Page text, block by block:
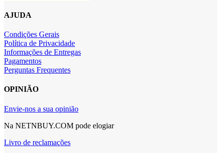
AJUDA
Condições Gerais
Política de Privacidade
Informações de Entregas
Pagamentos
Perguntas Frequentes
OPINIÃO
Envie-nos a sua opinião
Na NETNBUY.COM pode elogiar
Livro de reclamações